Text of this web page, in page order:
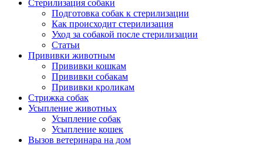
Стерилизация собаки
Подготовка собак к стерилизации
Как происходит стерилизация
Уход за собакой после стерилизации
Статьи
Прививки животным
Прививки кошкам
Прививки собакам
Прививки кроликам
Стрижка собак
Усыпление животных
Усыпление собак
Усыпление кошек
Вызов ветеринара на дом